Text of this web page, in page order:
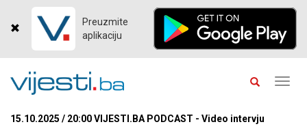
Preuzmite
aplikaciju
15.10.2025 / 20:00 VIJESTI.BA PODCAST - Video intervju